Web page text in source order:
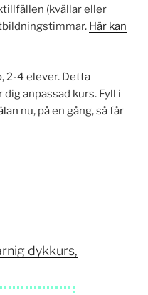
(kvällar eller
Här kan
2-4 elever. Detta
anpassad kurs. Fyll i
nu, på en gång, så får
dykkurs,